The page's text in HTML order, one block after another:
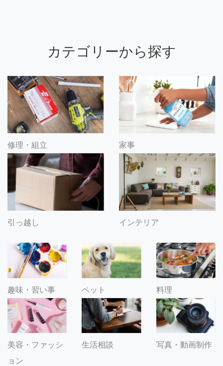
カテゴリーから探す
修理・組立 家事
引っ越し インテリア
趣味・習い事 ペット 料理
美容・ファッシ
ョン
生活相談 写真・動画制作